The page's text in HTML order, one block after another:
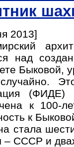
2013]
над
Быковой,
(ФИДЕ)
к 100-
к
стала
– СССР и